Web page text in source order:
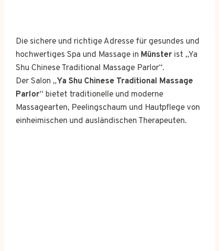
Die sichere und richtige Adresse für gesundes und
hochwertiges Spa und Massage in Münster ist „Ya
Shu Chinese Traditional Massage Parlor“.
Der Salon „Ya Shu Chinese Traditional Massage
Parlor“ bietet traditionelle und moderne
Massagearten, Peelingschaum und Hautpflege von
einheimischen und ausländischen Therapeuten.